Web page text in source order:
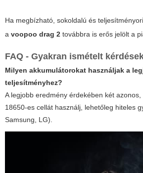
Ha megbízható, sokoldalú és
a voopoo drag 2 továbbra is erős jelölt a
FAQ - Gyakran ismételt
Milyen akkumulátorokat használjak a
teljesítményhez?
A legjobb eredmény érdekében két
18650-es cellát használj, lehetőleg hiteles
Samsung, LG).